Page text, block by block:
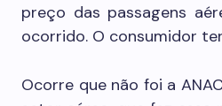
preço das passagens
ocorrido. O consumidor
Ocorre que não foi a